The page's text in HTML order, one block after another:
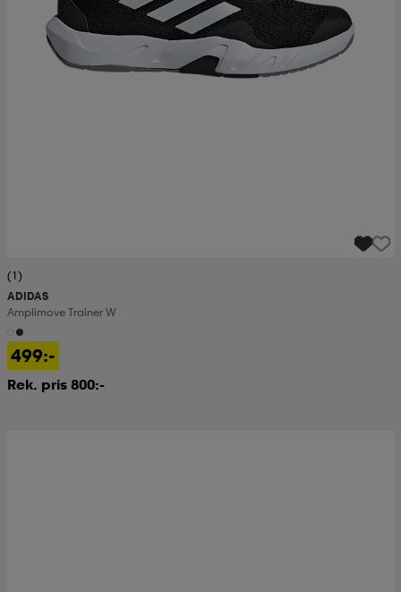
(1)
ADIDAS
Amplimove Trainer W
499:-
Rek. pris 800:-